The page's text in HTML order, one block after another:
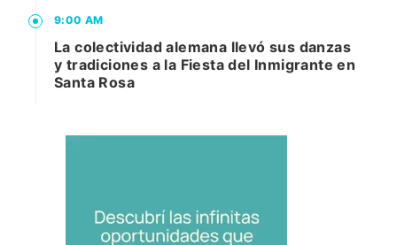
9:00 AM
La colectividad alemana llevó sus danzas
y tradiciones a la Fiesta del Inmigrante en
Santa Rosa